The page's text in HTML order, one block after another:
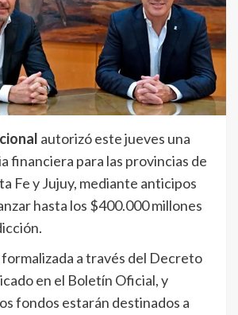
autorizó este jueves una
financiera para las provincias de
Fe y Jujuy, mediante anticipos
hasta los $400.000 millones
a través del Decreto
en el Boletín Oficial, y
fondos estarán destinados a